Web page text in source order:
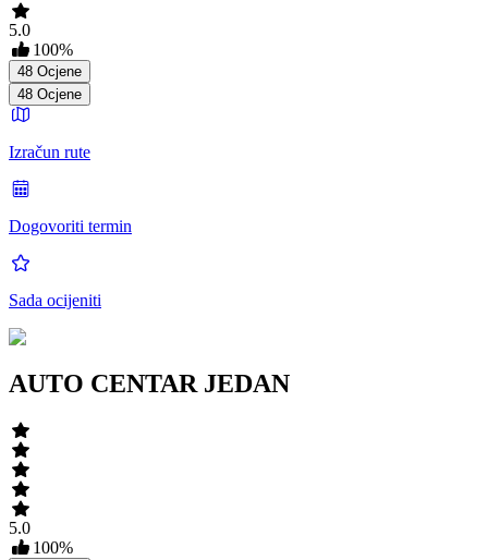
5.0
100%
48 Ocjene
48 Ocjene
Izračun rute
Dogovoriti termin
Sada ocijeniti
AUTO CENTAR JEDAN
5.0
100%